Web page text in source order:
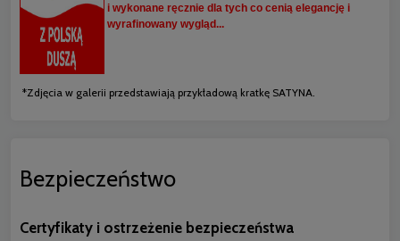
i wykonane ręcznie dla tych co cenią elegancję i
wyrafinowany wygląd...
*Zdjęcia w galerii przedstawiają przykładową kratkę SATYNA.
Bezpieczeństwo
Certyfikaty i ostrzeżenie bezpieczeństwa